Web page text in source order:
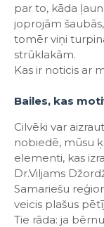
par to, kāda
joprojām
tomēr viņi
strūklakām.
Kas ir noticis ar
Bailes, kas
Cilvēki var
nobiedē, mūsu
elementi, kas
Dr.Viljams
Samariešu
veicis plašus
Tie rāda: ja